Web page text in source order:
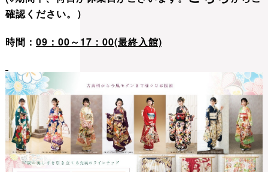
確認ください。）
時間： 09：00～17：00(最終入館)